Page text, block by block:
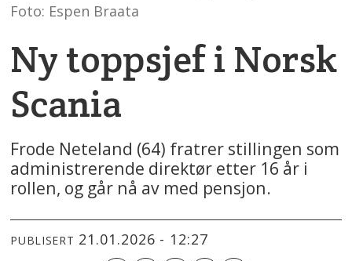
Foto: Espen Braata
Ny toppsjef i Norsk
Scania
Frode Neteland (64) fratrer stillingen som
administrerende direktør etter 16 år i
rollen, og går nå av med pensjon.
PUBLISERT 21.01.2026 - 12:27